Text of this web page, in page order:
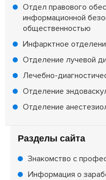
Отдел правового
информационной
общественностью
Инфарктное
Отделение лучевой
Лечебно-
Отделение
Отделение
Разделы сайта
Знакомство с
Информация о